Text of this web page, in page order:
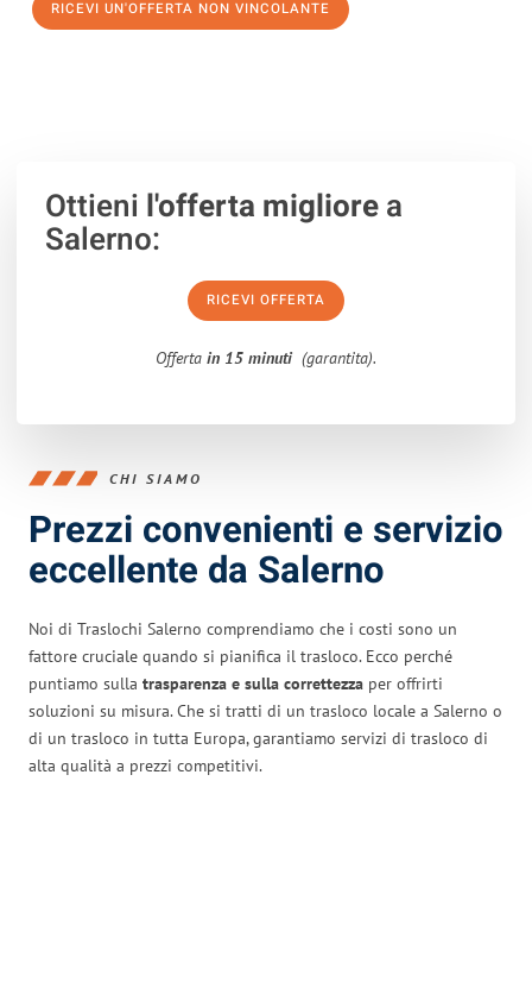
RICEVI UN'OFFERTA NON VINCOLANTE
Ottieni l'offerta migliorea
Salerno:
RICEVI OFFERTA
Offerta in 15 minuti (garantita).
CHI SIAMO
Prezzi convenienti e servizio
eccellente da Salerno
Noi di Traslochi Salerno comprendiamo che i costi sono un
fattore cruciale quando si pianifica il trasloco. Ecco perché
puntiamo sulla trasparenza e sulla correttezza per offrirti
soluzioni su misura. Che si tratti di un trasloco locale a Salerno o
di un trasloco in tutta Europa, garantiamo servizi di trasloco di
alta qualità a prezzi competitivi.